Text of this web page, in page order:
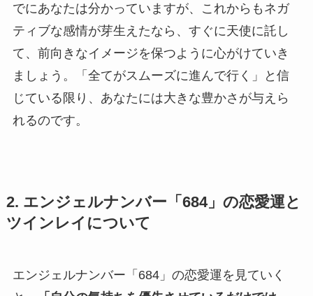
でにあなたは分かっていますが、これからもネガ
ティブな感情が芽生えたなら、すぐに天使に託し
て、前向きなイメージを保つように心がけていき
ましょう。「全てがスムーズに進んで行く」と信
じている限り、あなたには大きな豊かさが与えら
れるのです。
2. エンジェルナンバー「684」の恋愛運と
ツインレイについて
エンジェルナンバー「684」の恋愛運を見ていく